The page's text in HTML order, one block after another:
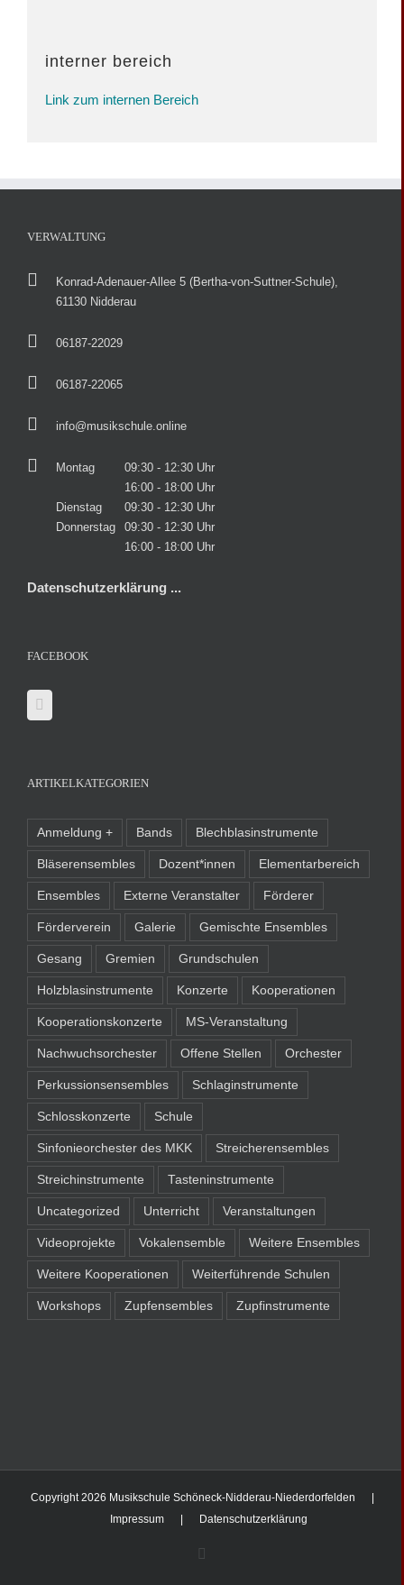
interner bereich
Link zum internen Bereich
VERWALTUNG
Konrad-Adenauer-Allee 5 (Bertha-von-Suttner-Schule),
61130 Nidderau
06187-22029
06187-22065
info@musikschule.online
Montag
09:30 - 12:30 Uhr
16:00 - 18:00 Uhr
Dienstag
09:30 - 12:30 Uhr
Donnerstag
09:30 - 12:30 Uhr
16:00 - 18:00 Uhr
Datenschutzerklärung ...
FACEBOOK
ARTIKELKATEGORIEN
Anmeldung + Bands Blechblasinstrumente
Bläserensembles Dozent*innen Elementarbereich
Ensembles Externe Veranstalter Förderer
Förderverein Galerie Gemischte Ensembles
Gesang Gremien Grundschulen
Holzblasinstrumente Konzerte Kooperationen
Kooperationskonzerte MS-Veranstaltung
Nachwuchsorchester Offene Stellen Orchester
Perkussionsensembles Schlaginstrumente
Schlosskonzerte Schule
Sinfonieorchester des MKK Streicherensembles
Streichinstrumente Tasteninstrumente
Uncategorized Unterricht Veranstaltungen
Videoprojekte Vokalensemble Weitere Ensembles
Weitere Kooperationen Weiterführende Schulen
Workshops Zupfensembles Zupfinstrumente
Copyright2026 Musikschule Schöneck-Nidderau-Niederdorfelden |
Impressum
Datenschutzerklärung